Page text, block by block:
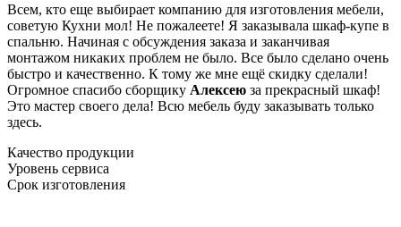
Всем, кто еще выбирает компанию для изготовления мебели,
советую Кухни мол! Не пожалеете! Я заказывала шкаф-купе в
спальню. Начиная с обсуждения заказа и заканчивая
монтажом никаких проблем не было. Все было сделано очень
быстро и качественно. К тому же мне ещё скидку сделали!
Огромное спасибо сборщику Алексею за прекрасный шкаф!
Это мастер своего дела! Всю мебель буду заказывать только
здесь.
Качество продукции
Уровень сервиса
Срок изготовления